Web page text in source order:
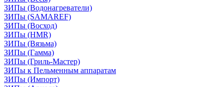
ЗИПы (Водонагреватели)
ЗИПы (SAMAREF)
ЗИПы (Восход)
ЗИПы (HMR)
ЗИПы (Вязьма)
ЗИПы (Гамма)
ЗИПы (Гриль-Мастер)
ЗИПы к Пельменным аппаратам
ЗИПы (Импорт)